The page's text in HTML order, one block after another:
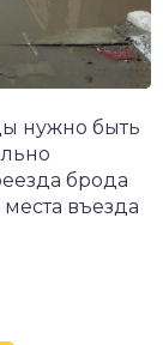
нужно быть
брода
въезда